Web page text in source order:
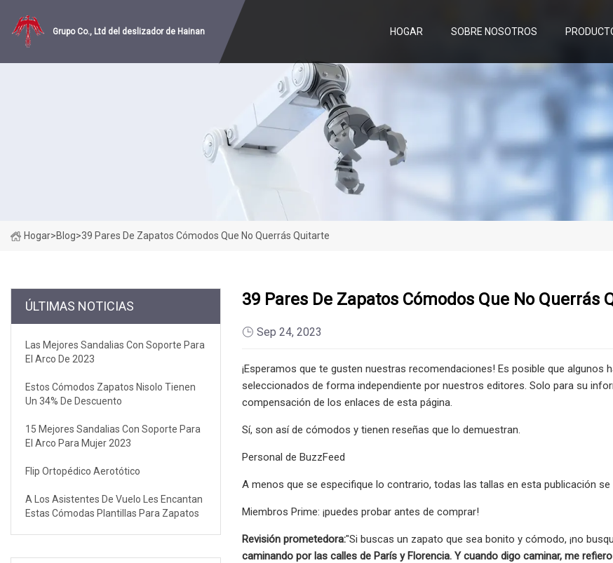
Grupo Co., Ltd del deslizador de Hainan HOGAR SOBRE NOSOTROS
Hogar>Blog>39 Pares De Zapatos Cómodos Que No Querrás Quitarte
ÚLTIMAS NOTICIAS
Las Mejores Sandalias Con Soporte Para
El Arco De 2023
Estos Cómodos Zapatos Nisolo Tienen
Un 34% De Descuento
15 Mejores Sandalias Con Soporte Para
El Arco Para Mujer 2023
Flip Ortopédico Aerotótico
A Los Asistentes De Vuelo Les Encantan
Estas Cómodas Plantillas Para Zapatos
39 Pares De Zapatos Cómodos Que No Querrás
Sep 24, 2023
¡Esperamos que te gusten nuestras recomendaciones! Es posible que
seleccionados de forma independiente por nuestros editores. Solo para su
compensación de los enlaces de esta página.
Sí, son así de cómodos y tienen reseñas que lo demuestran.
Personal de BuzzFeed
A menos que se especifique lo contrario, todas las tallas en esta publicación se
Miembros Prime: ¡puedes probar antes de comprar!
Revisión prometedora:"Si buscas un zapato que sea bonito y cómodo, ¡no
caminando por las calles de París y Florencia. Y cuando digo caminar, me